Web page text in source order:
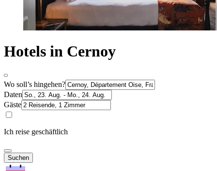
Hotels in Cernoy
Wo soll’s hingehen?
Daten
Gäste
Ich reise geschäftlich
Suchen